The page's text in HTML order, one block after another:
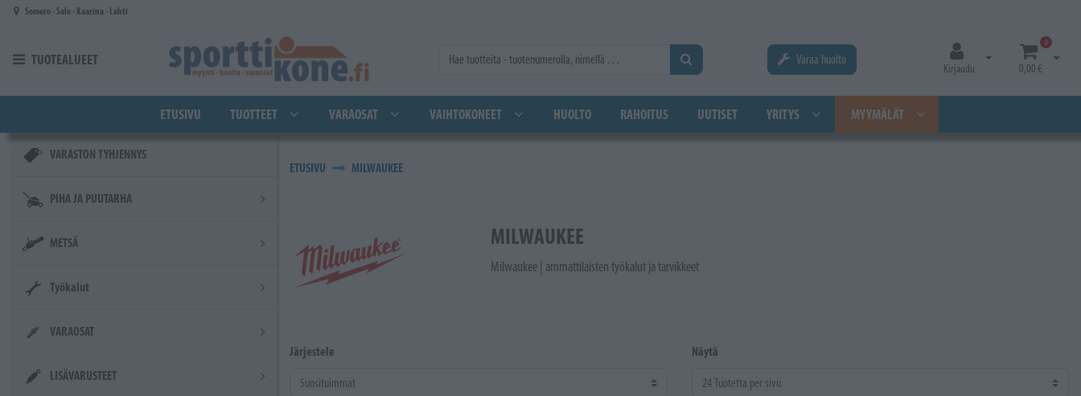
Siirry pääsisältöön
Somero - Salo - Kaarina - Lahti
TUOTEALUEET Varaa huolto
Kirjaudu
Avaa kirjautuminen
0
0,00 €
Avaa
ETUSIVU TUOTTEET VARAOSAT VAIHTOKONEET HUOLTO RAHOITUS UUTISET YRITYS MYYMÄLÄT
VARASTON TYHJENNYS
PIHA JA PUUTARHA
METSÄ
Työkalut
VARAOSAT
LISÄVARUSTEET
ETUSIVU MILWAUKEE
MILWAUKEE
Milwaukee | ammattilaisten työkalut ja tarvikkeet
Järjestele Näytä